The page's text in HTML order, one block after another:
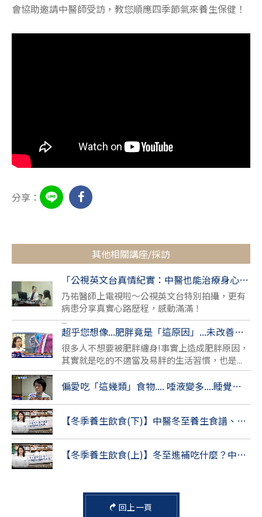
會協助邀請中醫師受訪，教您順應四季節氣來養生保健！
分享：
其他相關講座/採訪
「公視英文台真情紀實：中醫也能治療身心疾病」
乃祐醫師上電視啦～公視英文台特別拍攝，更有
病患分享真實心路歷程，感動滿滿！
...
超乎您想像...肥胖竟是「這原因」...未改善下場慘!
很多人不想要被肥胖纏身!事實上造成肥胖原因，
其實就是吃的不適當及易胖的生活習慣，也是...
偏愛吃「這幾類」食物.... 唾液變多....睡覺後...易流口水!
【冬季養生飲食(下)】中醫冬至養生食譜、營養師外食推薦
【冬季養生飲食(上)】冬至進補吃什麼？中醫師公開飲食要點！
回上一頁